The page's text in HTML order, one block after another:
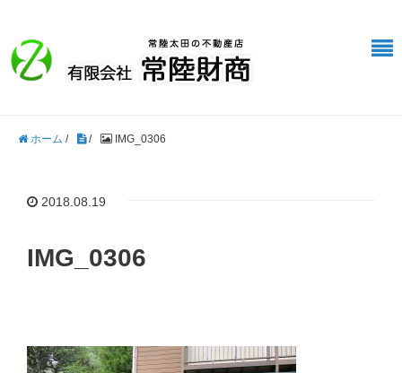
ホーム / / IMG_0306
2018.08.19
IMG_0306